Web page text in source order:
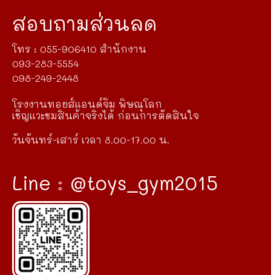
สอบถามส่วนลด
โทร : 055-906410 สำนักงาน
093-283-5554
098-249-2448
โรงงานทอยส์แอนด์จิม พิษณุโลก
เชิญแวะชมสินค้าจริงได้ ก่อนการตัดสินใจ
วันจันทร์-เสาร์ เวลา 8.00-17.00 น.
Line : @toys_gym2015